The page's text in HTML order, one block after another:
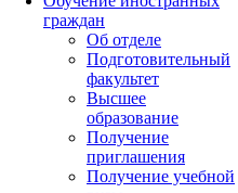
граждан
Об отделе
Подготовительный
факультет
Высшее
образование
Получение
приглашения
Получение учебной